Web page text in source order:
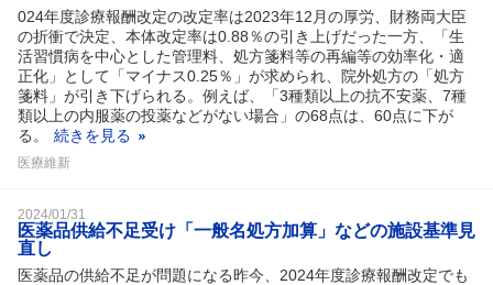
024年度診療報酬改定の改定率は2023年12月の厚労、財務両大臣
の折衝で決定、本体改定率は0.88％の引き上げだった一方、「生
活習慣病を中心とした管理料、処方箋料等の再編等の効率化・適
正化」として「マイナス0.25％」が求められ、院外処方の「処方
箋料」が引き下げられる。例えば、「3種類以上の抗不安薬、7種
類以上の内服薬の投薬などがない場合」の68点は、60点に下が
る。
続きを見る
医療維新
2024/01/31
医薬品供給不足受け「一般名処方加算」などの施設基準見
直し
医薬品の供給不足が問題になる昨今、2024年度診療報酬改定でも